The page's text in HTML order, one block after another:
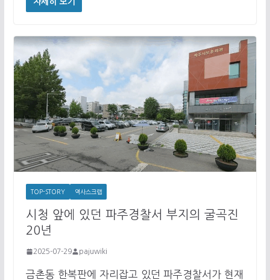
TOP-STORY 역사스크랩
시청 앞에 있던 파주경찰서 부지의 굴곡진
20년
2025-07-29 pajuwiki
금촌동 한복판에 자리잡고 있던 파주경찰서가 현재